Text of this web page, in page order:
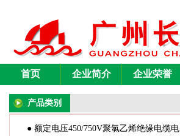
首页 企业简介 企业荣誉
产品类别
● 额定电压450/750V聚氯乙烯绝缘电缆电